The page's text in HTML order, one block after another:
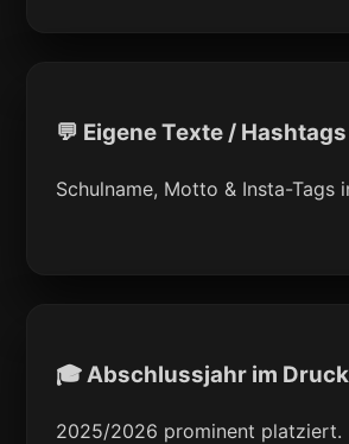
💬 Eigene Texte / Hashtags
Schulname, Motto & Insta-Tags
🎓 Abschlussjahr im Druck
2025/2026 prominent platziert.